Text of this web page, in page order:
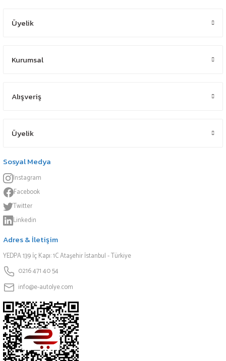
Üyelik
Kurumsal
Alışveriş
Üyelik
Sosyal Medya
Instagram
Facebook
Twitter
Linkedin
Adres & İletişim
YEDPA 139 İç Kapı: 1C Ataşehir İstanbul - Türkiye
0216 471 40 54
info@e-autolye.com